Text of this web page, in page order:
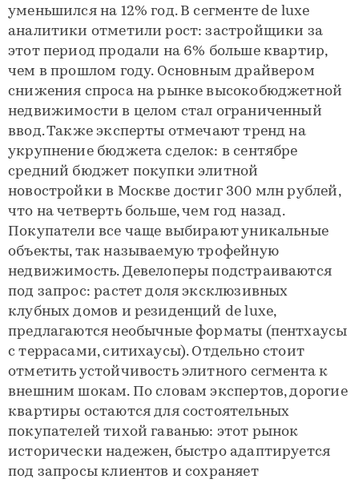
уменьшился на 12% год. В сегменте de luxe
аналитики отметили рост: застройщики за
этот период продали на 6% больше квартир,
чем в прошлом году. Основным драйвером
снижения спроса на рынке высокобюджетной
недвижимости в целом стал ограниченный
ввод. Также эксперты отмечают тренд на
укрупнение бюджета сделок: в сентябре
средний бюджет покупки элитной
новостройки в Москве достиг 300 млн рублей,
что на четверть больше, чем год назад.
Покупатели все чаще выбирают уникальные
объекты, так называемую трофейную
недвижимость. Девелоперы подстраиваются
под запрос: растет доля эксклюзивных
клубных домов и резиденций de luxe,
предлагаются необычные форматы (пентхаусы
с террасами, ситихаусы). Отдельно стоит
отметить устойчивость элитного сегмента к
внешним шокам. По словам экспертов, дорогие
квартиры остаются для состоятельных
покупателей тихой гаванью: этот рынок
исторически надежен, быстро адаптируется
под запросы клиентов и сохраняет